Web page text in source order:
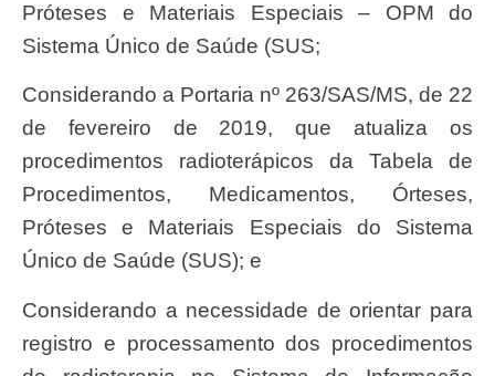
Próteses e Materiais Especiais – OPM do
Sistema Único de Saúde (SUS;
Considerando a Portaria nº 263/SAS/MS, de 22
de fevereiro de 2019, que atualiza os
procedimentos radioterápicos da Tabela de
Procedimentos, Medicamentos, Órteses,
Próteses e Materiais Especiais do Sistema
Único de Saúde (SUS); e
Considerando a necessidade de orientar para
registro e processamento dos procedimentos